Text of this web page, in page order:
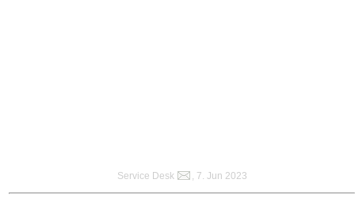
Service Desk , 7. Jun 2023